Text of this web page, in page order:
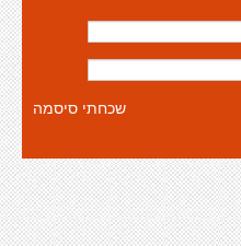
שכחתי סיסמה